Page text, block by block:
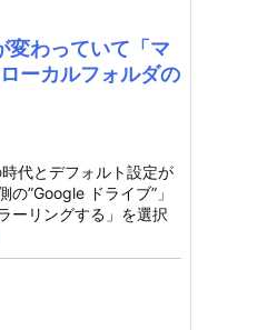
わっていて「マ
ーカルフォルダの
代とデフォルト設定が
”Google ドライブ”」
ーリングする」を選択